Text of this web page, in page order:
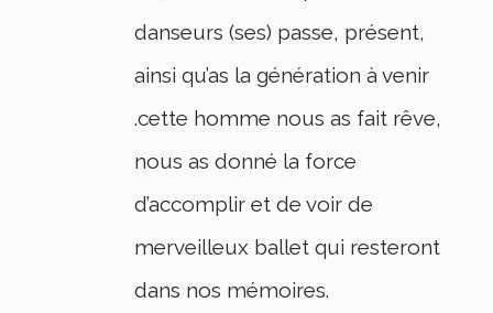
danseurs (ses) passe, présent,
ainsi qu’as la génération à venir
.cette homme nous as fait rêve,
nous as donné la force
d’accomplir et de voir de
merveilleux ballet qui resteront
dans nos mémoires.